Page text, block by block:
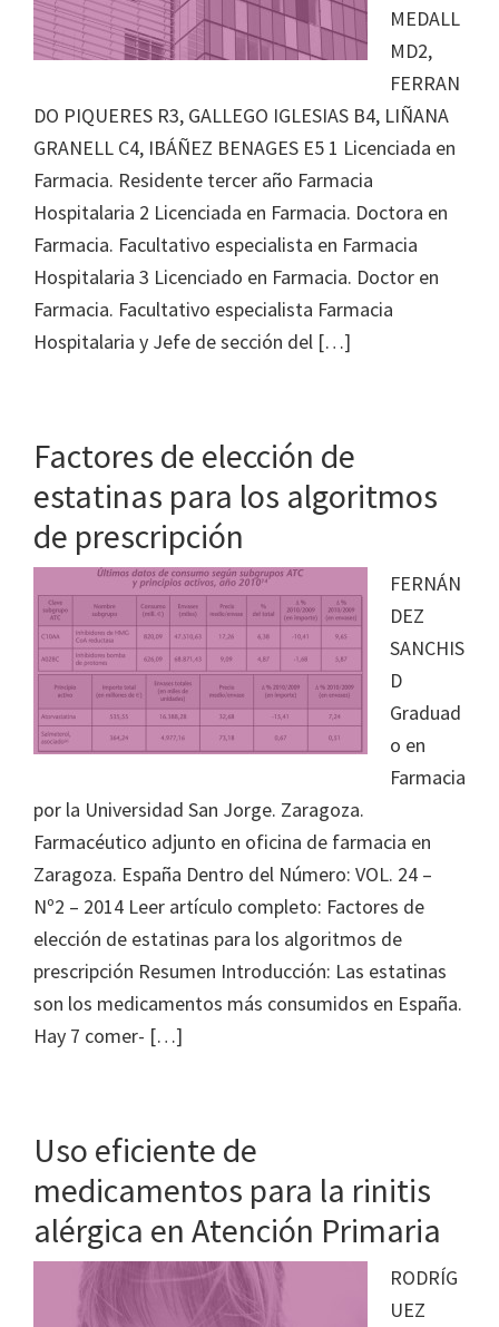
MEDALL
MD2,
FERRAN
DO PIQUERES R3, GALLEGO IGLESIAS B4, LIÑANA
GRANELL C4, IBÁÑEZ BENAGES E5 1 Licenciada en
Farmacia. Residente tercer año Farmacia
Hospitalaria 2 Licenciada en Farmacia. Doctora en
Farmacia. Facultativo especialista en Farmacia
Hospitalaria 3 Licenciado en Farmacia. Doctor en
Farmacia. Facultativo especialista Farmacia
Hospitalaria y Jefe de sección del […]
Factores de elección de
estatinas para los algoritmos
de prescripción
FERNÁN
DEZ
SANCHIS
D
Graduad
o en
Farmacia
por la Universidad San Jorge. Zaragoza.
Farmacéutico adjunto en oficina de farmacia en
Zaragoza. España Dentro del Número: VOL. 24 –
Nº2 – 2014 Leer artículo completo: Factores de
elección de estatinas para los algoritmos de
prescripción Resumen Introducción: Las estatinas
son los medicamentos más consumidos en España.
Hay 7 comer- […]
Uso eficiente de
medicamentos para la rinitis
alérgica en Atención Primaria
RODRÍG
UEZ